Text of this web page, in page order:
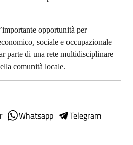
opportunità per
sociale e occupazionale
parte di una rete multidisciplinare
comunità locale.
Whatsapp
Telegram